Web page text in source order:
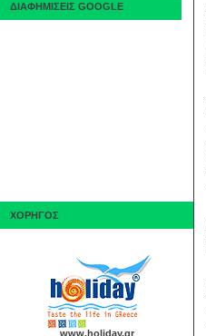
ΔΙΑΦΗΜΙΣΕΙΣ GOOGLE
ΧΟΡΗΓΟΣ
www.holiday.gr